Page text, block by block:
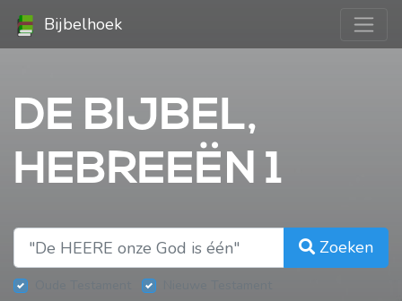
Bijbelhoek
DE BIJBEL,
HEBREEËN 1
Zoeken